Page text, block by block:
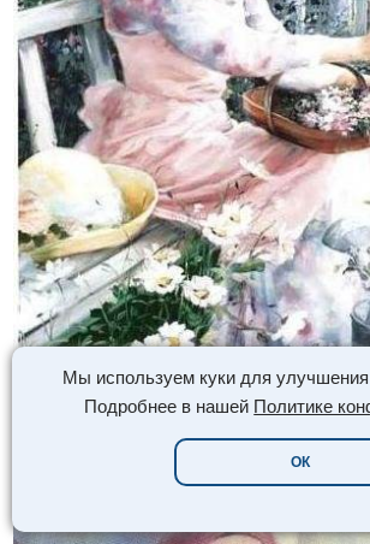
Мы используем куки для улучшения
Подробнее в нашей Политике
ОК